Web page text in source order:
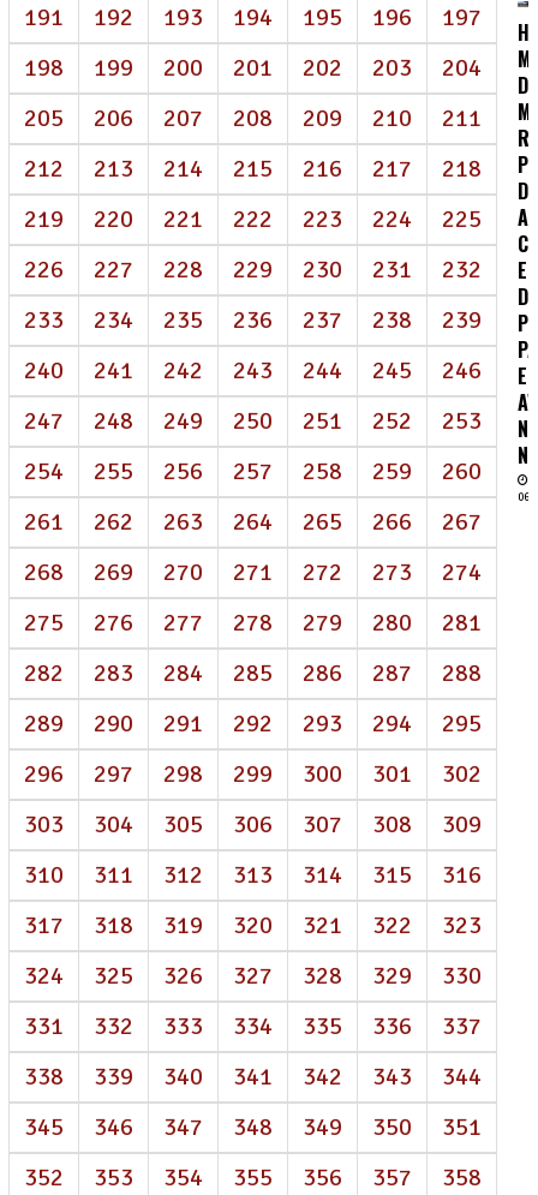
191
192 193 194 195 196
197
198
199 200 201 202 203
204
205
206 207 208 209 210
211
212
213 214 215 216 217
218
219
220 221 222 223 224
225
226
227 228 229 230 231
232
233
234 235 236 237 238
239
240
241 242 243 244 245
246
247
248 249 250 251 252
253
254
255 256 257 258 259
260
261
262 263 264 265 266
267
268
269 270 271 272 273
274
275
276 277 278 279 280
281
282
283 284 285 286 287
288
289
290 291 292 293 294
295
296
297 298 299 300 301
302
303
304 305 306 307 308
309
310
311 312 313 314 315
316
317
318 319 320 321 322
323
324
325 326 327 328 329
330
331
332 333 334 335 336
337
338
339 340 341 342 343
344
345
346 347 348 349 350
351
352
353 354 355 356 357 358
DE
E
06/